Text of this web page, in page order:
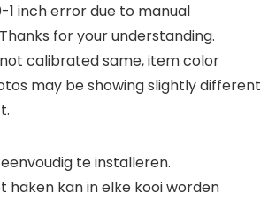
1 inch error due to manual
for your understanding.
calibrated same, item color
may be showing slightly different
eenvoudig te installeren.
haken kan in elke kooi worden